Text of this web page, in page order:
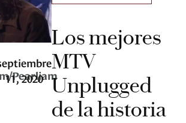
Pearljam
11, 2020
Los mejores
MTV
Unplugged
de la historia